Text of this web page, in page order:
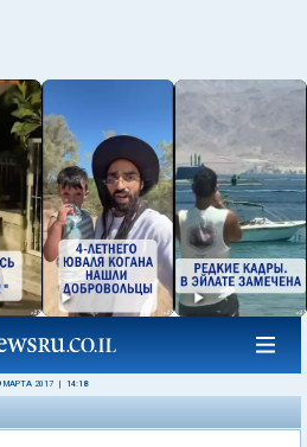
МАРТА 2017 14:18